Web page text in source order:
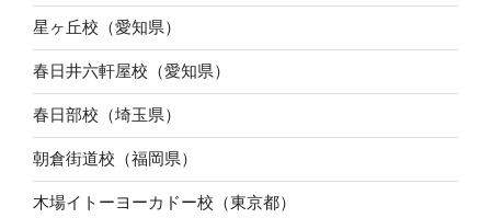
星ヶ丘校（愛知県）
春日井六軒屋校（愛知県）
春日部校（埼玉県）
朝倉街道校（福岡県）
木場イトーヨーカドー校（東京都）